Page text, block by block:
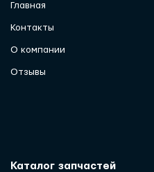
Главная
Контакты
О компании
Отзывы
Каталог запчастей